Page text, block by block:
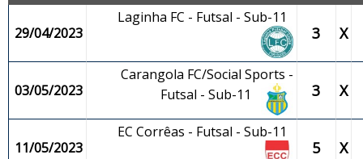
29/04/2023
Laginha FC - Futsal - Sub-11
3 X
03/05/2023
Carangola FC/Social Sports -
Futsal - Sub-11
3 X
11/05/2023
EC Corrêas - Futsal - Sub-11
5 X